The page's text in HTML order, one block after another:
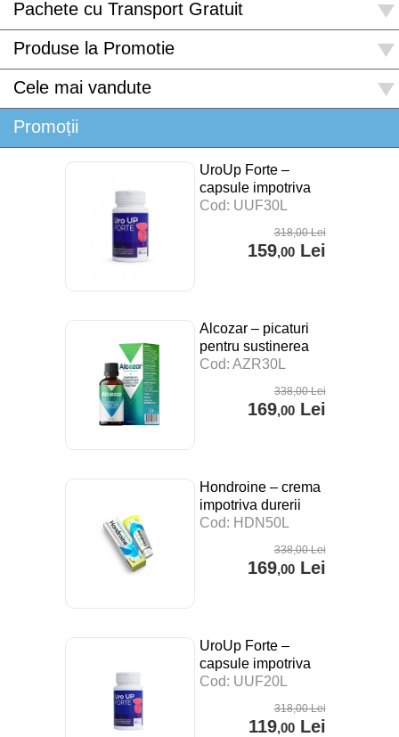
Pachete cu Transport Gratuit
Produse la Promotie
Cele mai vandute
Promoții
UroUp Forte –
capsule impotriva
prostatitei – 30 cps
Cod: UUF30L
318,00Lei
159,00Lei
Alcozar – picaturi
pentru sustinerea
digestiei, a
impotriva stresului –
Cod: AZR30L
338,00Lei
169,00Lei
Hondroine – crema
impotriva durerii
articulare – 50 ml
Cod: HDN50L
338,00Lei
169,00Lei
UroUp Forte –
capsule impotriva
prostatitei – 20 cps
Cod: UUF20L
318,00Lei
119,00Lei